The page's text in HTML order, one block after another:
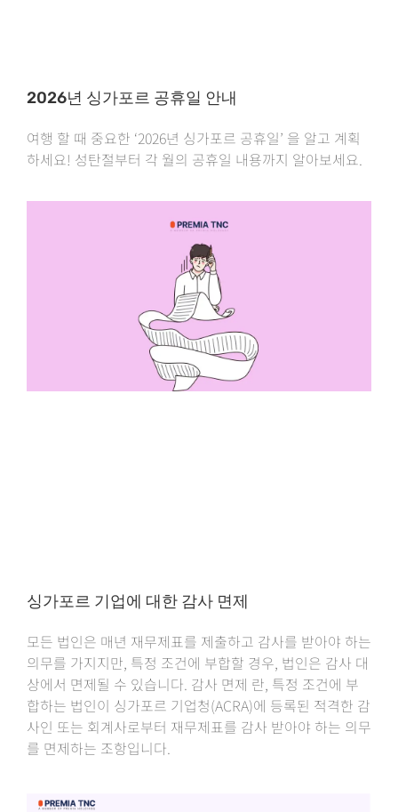
2026년 싱가포르 공휴일 안내
여행 할 때 중요한 ‘2026년 싱가포르 공휴일’ 을 알고 계획
하세요! 성탄절부터 각 월의 공휴일 내용까지 알아보세요.
싱가포르 기업에 대한 감사 면제
모든 법인은 매년 재무제표를 제출하고 감사를 받아야 하는
의무를 가지지만, 특정 조건에 부합할 경우, 법인은 감사 대
상에서 면제될 수 있습니다. 감사 면제 란, 특정 조건에 부
합하는 법인이 싱가포르 기업청(ACRA)에 등록된 적격한 감
사인 또는 회계사로부터 재무제표를 감사 받아야 하는 의무
를 면제하는 조항입니다.